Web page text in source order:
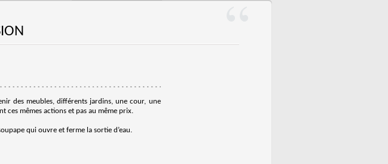
des meubles, différents jardins, une cour, une
ces mêmes actions et pas au même prix.
qui ouvre et ferme la sortie d’eau.